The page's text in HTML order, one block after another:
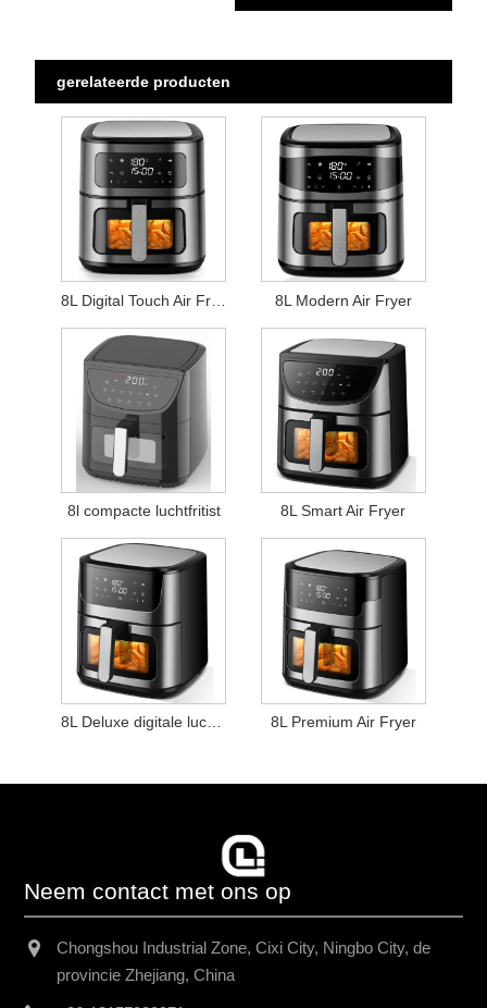
gerelateerde producten
8L Digital Touch Air Fryer 8L Modern Air Fryer
8l compacte luchtfritist 8L Smart Air Fryer
8L Deluxe digitale luchtfriteuse 8L Premium Air Fryer
Neem contact met ons op
Chongshou Industrial Zone, Cixi City, Ningbo City, de
provincie Zhejiang, China